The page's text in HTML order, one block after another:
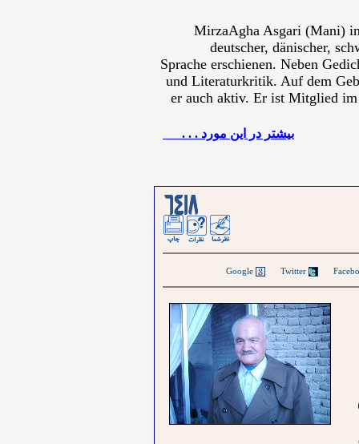
MirzaAgha Asgari (Mani)
deutscher, dänischer,
Sprache erschienen. Neben
und Literaturkritik. Auf dem
er auch aktiv. Er ist Mitglied
بيشتر در این مورد . . .
Twitter
Google